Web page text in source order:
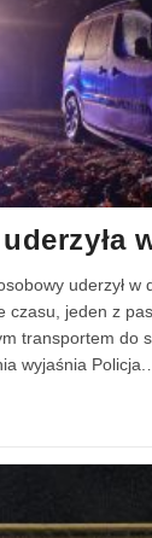
uderzył w
czasu, jeden z
transportem do
wyjaśnia Policja.…